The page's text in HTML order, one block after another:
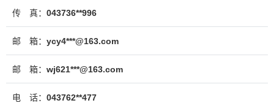
传 真： 043736**996
邮 箱： ycy4***@163.com
邮 箱： wj621***@163.com
电 话： 043762**477